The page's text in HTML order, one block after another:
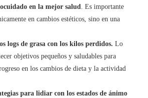
en la mejor salud. Es importante
en cambios estéticos, sino en una
logs de grasa con los kilos perdidos. Lo
objetivos pequeños y saludables para
en los cambios de dieta y la actividad
para lidiar con los estados de ánimo